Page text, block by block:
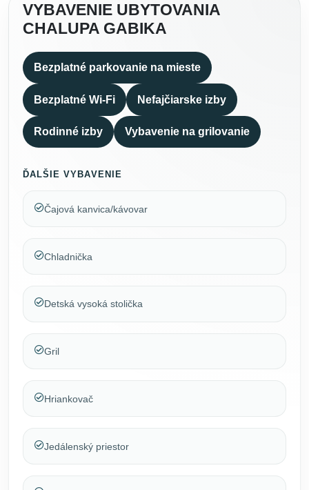
VYBAVENIE UBYTOVANIA
CHALUPA GABIKA
Bezplatné parkovanie na mieste
Bezplatné Wi-Fi Nefajčiarske izby
Rodinné izby Vybavenie na grilovanie
ĎALŠIE VYBAVENIE
Čajová kanvica/kávovar
Chladnička
Detská vysoká stolička
Gril
Hriankovač
Jedálenský priestor